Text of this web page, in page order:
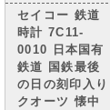
れる 「キング
セイコー」。
セイコー 鉄道
時計 7C11-
0010 日本国有
鉄道 国鉄最後
の日の刻印入り
クオーツ 懐中